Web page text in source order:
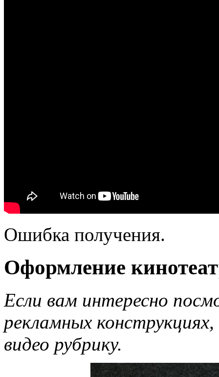
Ошибка получения.
Оформление
Если вам интересно
рекламных
видео рубрику.